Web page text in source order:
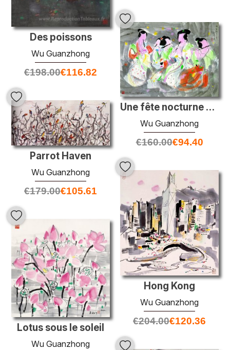
Des poissons
Wu Guanzhong
€198.00€116.82
Une fête nocturne sur mille ans
Wu Guanzhong
€160.00€94.40
Parrot Haven
Wu Guanzhong
€179.00€105.61
Hong Kong
Wu Guanzhong
€204.00€120.36
Lotus sous le soleil
Wu Guanzhong